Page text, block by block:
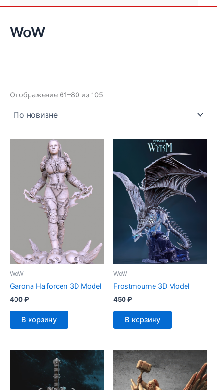
WoW
Отображение 61–80 из 105
WoW
Garona Halforcen 3D Model
400₽
В корзину
WoW
Frostmourne 3D Model
450₽
В корзину